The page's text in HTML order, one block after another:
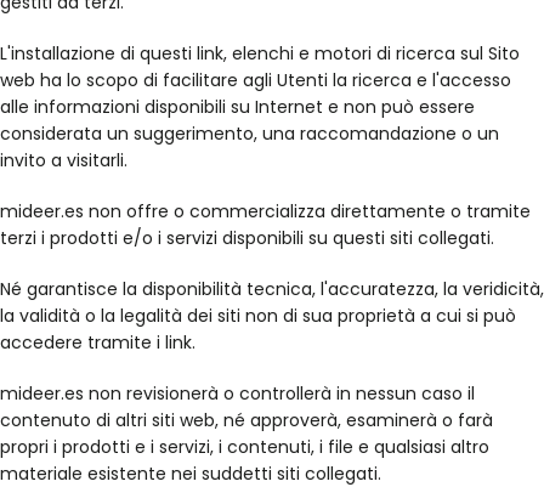
L'installazione di questi link, elenchi e motori di ricerca sul Sito
web ha lo scopo di facilitare agli Utenti la ricerca e l'accesso
alle informazioni disponibili su Internet e non può essere
considerata un suggerimento, una raccomandazione o un
invito a visitarli.
mideer.es non offre o commercializza direttamente o tramite
terzi i prodotti e/o i servizi disponibili su questi siti collegati.
Né garantisce la disponibilità tecnica, l'accuratezza, la veridicità,
la validità o la legalità dei siti non di sua proprietà a cui si può
accedere tramite i link.
mideer.es non revisionerà o controllerà in nessun caso il
contenuto di altri siti web, né approverà, esaminerà o farà
propri i prodotti e i servizi, i contenuti, i file e qualsiasi altro
materiale esistente nei suddetti siti collegati.